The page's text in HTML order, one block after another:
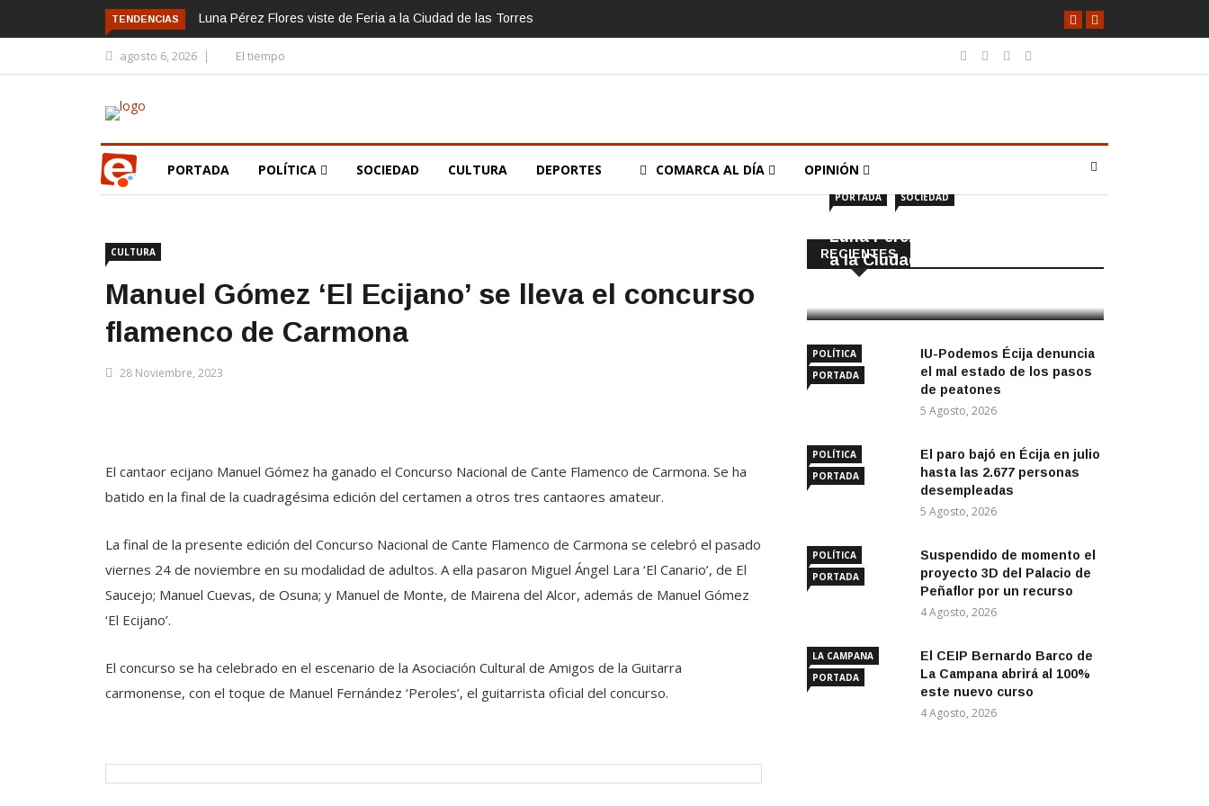
TENDENCIAS Luna Pérez Flores viste de Feria a la Ciudad de las Torres
agosto 6, 2026 El tiempo
PORTADA POLÍTICA SOCIEDAD CULTURA DEPORTES COMARCA AL DÍA OPINIÓN
CULTURA
Manuel Gómez ‘El Ecijano’ se lleva el concurso
flamenco de Carmona
28 Noviembre, 2023
El cantaor ecijano Manuel Gómez ha ganado el Concurso Nacional de Cante Flamenco de Carmona. Se ha
batido en la final de la cuadragésima edición del certamen a otros tres cantaores amateur.
La final de la presente edición del Concurso Nacional de Cante Flamenco de Carmona se celebró el pasado
viernes 24 de noviembre en su modalidad de adultos. A ella pasaron Miguel Ángel Lara ‘El Canario’, de El
Saucejo; Manuel Cuevas, de Osuna; y Manuel de Monte, de Mairena del Alcor, además de Manuel Gómez
‘El Ecijano’.
El concurso se ha celebrado en el escenario de la Asociación Cultural de Amigos de la Guitarra
carmonense, con el toque de Manuel Fernández ‘Peroles’, el guitarrista oficial del concurso.
RECIENTES
PORTADA SOCIEDAD
Luna Pérez Flores viste de Feria
a la Ciudad de las Torres
POLÍTICA
PORTADA
IU-Podemos Écija denuncia
el mal estado de los pasos
de peatones
5 Agosto, 2026
POLÍTICA
PORTADA
El paro bajó en Écija en julio
hasta las 2.677 personas
desempleadas
5 Agosto, 2026
POLÍTICA
PORTADA
Suspendido de momento el
proyecto 3D del Palacio de
Peñaflor por un recurso
4 Agosto, 2026
LA CAMPANA
PORTADA
El CEIP Bernardo Barco de
La Campana abrirá al 100%
este nuevo curso
4 Agosto, 2026